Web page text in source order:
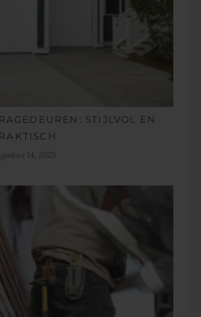
STIJLVOL EN
14, 2025